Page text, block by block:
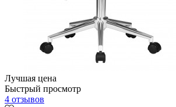
Лучшая цена
Быстрый просмотр
4 отзывов